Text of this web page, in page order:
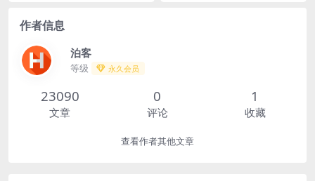
作者信息
泊客
等级 永久会员
23090
文章
0
评论
1
收藏
查看作者其他文章